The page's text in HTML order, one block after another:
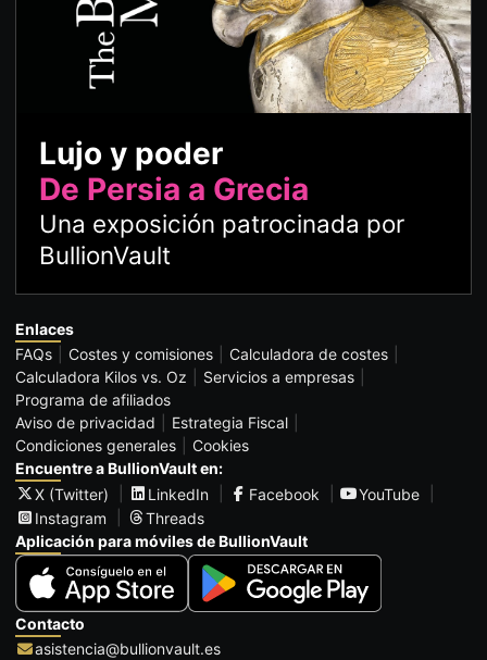
Lujo y poder
De Persia a Grecia
Una exposición patrocinada por
BullionVault
Enlaces
FAQs
Costes y comisiones
Calculadora de costes
Calculadora Kilos vs. Oz
Servicios a empresas
Programa de afiliados
Aviso de privacidad
Estrategia Fiscal
Condiciones generales
Cookies
Encuentre a BullionVault en:
X (Twitter)
LinkedIn Facebook
YouTube
Instagram
Threads
Aplicación para móviles de BullionVault
Contacto
asistencia@bullionvault.es